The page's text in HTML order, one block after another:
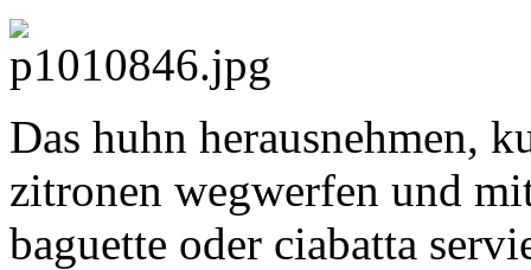
Das huhn herausnehmen,
zitronen wegwerfen und
baguette oder ciabatta